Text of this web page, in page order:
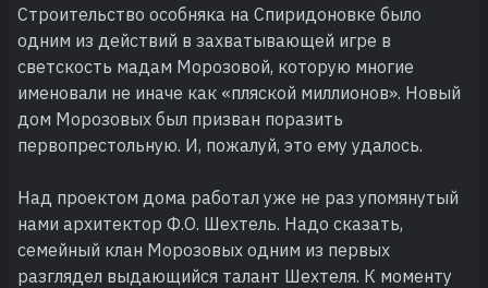
Строительство особняка на Спиридоновке было
одним из действий в захватывающей игре в
светскость мадам Морозовой, которую многие
именовали не иначе как «пляской миллионов». Новый
дом Морозовых был призван поразить
первопрестольную. И, пожалуй, это ему удалось.
Над проектом дома работал уже не раз упомянутый
нами архитектор Ф.О. Шехтель. Надо сказать,
семейный клан Морозовых одним из первых
разглядел выдающийся талант Шехтеля. К моменту